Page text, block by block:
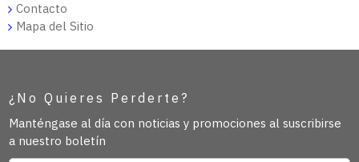
Contacto
Mapa del Sitio
¿No Quieres Perderte?
Manténgase al día con noticias y promociones al suscribirse
a nuestro boletín